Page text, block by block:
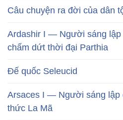
Câu chuyện ra đời của dân
Ardashir I — Người sáng lập
chấm dứt thời đại Parthia
Đế quốc Seleucid
Arsaces I — Người sáng lập
thức La Mã